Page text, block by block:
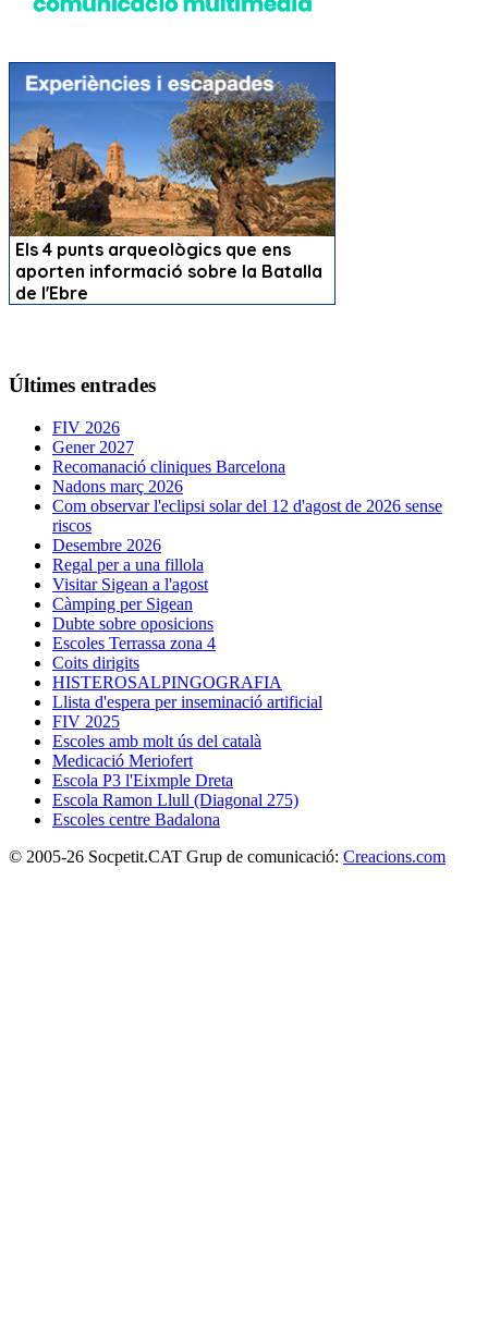
Últimes entrades
FIV 2026
Gener 2027
Recomanació cliniques Barcelona
Nadons març 2026
Com observar l'eclipsi solar del 12 d'agost de 2026 sense
riscos
Desembre 2026
Regal per a una fillola
Visitar Sigean a l'agost
Càmping per Sigean
Dubte sobre oposicions
Escoles Terrassa zona 4
Coits dirigits
HISTEROSALPINGOGRAFIA
Llista d'espera per inseminació artificial
FIV 2025
Escoles amb molt ús del català
Medicació Meriofert
Escola P3 l'Eixmple Dreta
Escola Ramon Llull (Diagonal 275)
Escoles centre Badalona
© 2005-26 Socpetit.CAT Grup de comunicació: Creacions.com